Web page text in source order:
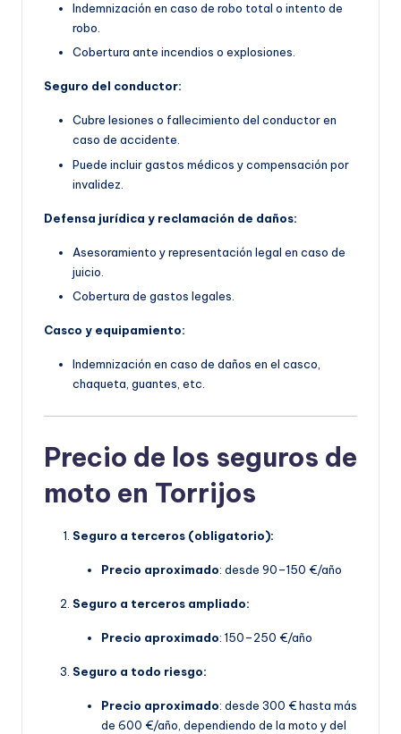
Indemnización en caso de robo total o intento de
robo.
Cobertura ante incendios o explosiones.
Seguro del conductor:
Cubre lesiones o fallecimiento del conductor en
caso de accidente.
Puede incluir gastos médicos y compensación por
invalidez.
Defensa jurídica y reclamación de daños:
Asesoramiento y representación legal en caso de
juicio.
Cobertura de gastos legales.
Casco y equipamiento:
Indemnización en caso de daños en el casco,
chaqueta, guantes, etc.
Precio de los seguros de
moto en Torrijos
Seguro a terceros (obligatorio):
Precio aproximado: desde 90–150 €/año
Seguro a terceros ampliado:
Precio aproximado: 150–250 €/año
Seguro a todo riesgo:
Precio aproximado: desde 300 € hasta más
de 600 €/año, dependiendo de la moto y del